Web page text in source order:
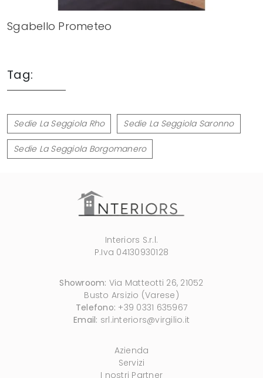
Sgabello Prometeo
Tag:
Sedie La Seggiola Rho Sedie La Seggiola Saronno
Sedie La Seggiola Borgomanero
Interiors S.r.l.
P.Iva 04130930128
Showroom: Via Matteotti 26, 21052
Busto Arsizio (Varese)
Telefono: +39 0331 635967
Email: srl.interiors@virgilio.it
Azienda
Servizi
I nostri Partner